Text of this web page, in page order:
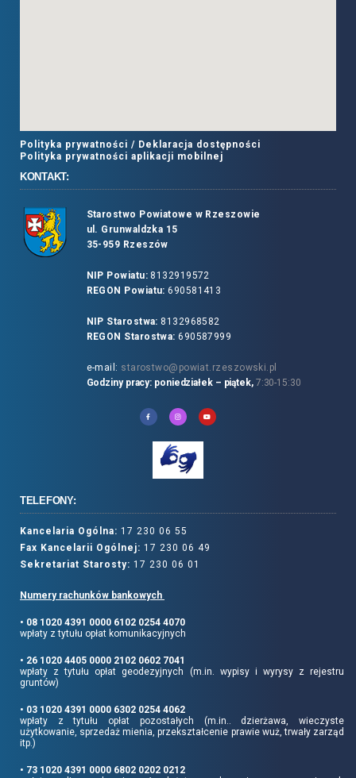
Polityka prywatności / Deklaracja dostępności
Polityka prywatności aplikacji mobilnej
KONTAKT:
Starostwo Powiatowe w Rzeszowie
ul. Grunwaldzka 15
35-959 Rzeszów
NIP Powiatu:8132919572
REGON Powiatu: 690581413
NIP Starostwa: 8132968582
REGON Starostwa: 690587999
e-mail: starostwo@powiat.rzeszowski.pl
Godziny pracy: poniedziałek – piątek, 7:30-15:30
TELEFONY:
Kancelaria Ogólna: 17 230 06 55
Fax Kancelarii Ogólnej: 17 230 06 49
Sekretariat Starosty: 17 230 06 01
Numery rachunków bankowych
• 08 1020 4391 0000 6102 0254 4070
wpłaty z tytułu opłat komunikacyjnych
• 26 1020 4405 0000 2102 0602 7041
wpłaty z tytułu opłat geodezyjnych (m.in. wypisy i wyrysy z rejestru
gruntów)
• 03 1020 4391 0000 6302 0254 4062
wpłaty z tytułu opłat pozostałych (m.in.. dzierżawa, wieczyste
użytkowanie, sprzedaż mienia, przekształcenie prawie wuż, trwały zarząd
itp.)
• 73 1020 4391 0000 6802 0202 0212